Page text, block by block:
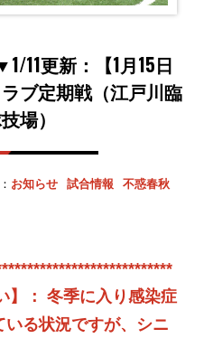
11更新：【1月15日
ブ定期戦（江戸川臨
場）
お知らせ 試合情報 不惑春秋
： 冬季に入り感染症
る状況ですが、シニ